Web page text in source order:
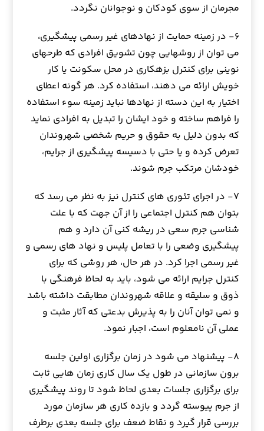
مجرمان از سوی کودکان و نوجوانان نگردد.
۶- در زمینه حمایت از نهادهای غیر رسمی پیشگیری،
می توان از روشهایی چون تشویق افرادی که طرحهای
نوینی برای کنترل بزهکاری در محل سکونت یا کار
خویش ارائه می دهند، استفاده کرد. هر گونه اعطای
اختیار به این دسته از نهادها نباید زمینه سوء استفاده
را فراهم ساخته و خود ایشان را تبدیل به افرادی نماید
که بدون دلیل به حقوق و حریم شخصی شهروندان
تعرض کرده و یا حتی با دسیسه پیشگیری از جرایم،
خودشان مرتکب جرم شوند.
۷- در اجرای تئوری های کنترل نیز به نظر می رسد که
بتوان هم کنترل اجتماعی را از آن جهت که با علت
شناسی جرم سعی در ریشه کنی آن دارد و هم
پیشگیری وضعی را با تعامل پلیس و نهاد های رسمی و
غیر رسمی اجرا کرد. در هر حال، هر روشی که برای
کنترل جرایم ارائه می شود، باید به لحاظ فرهنگی با
ذوق و سلیقه و علاقه شهروندان مطابقت داشته باشد
و نمی توان آنان را به پذیرش بدعتی که آثار مثبت و
عملی آن نامعلوم است، اجبار نمود.
۸- پیشنهاد می شود در زمان برگزاری اولین جلسه
برون سازمانی در طول یک سال کاری زمان هایی ثابت
برای برگزاری جلسات بعدی لحاظ شود تا روند پیشگیری
از جرم پیوسته گردد و بازده کاری هر سازمان مورد
بررسی قرار گیرد و نقاط ضعف برای جلسه بعدی برطرف